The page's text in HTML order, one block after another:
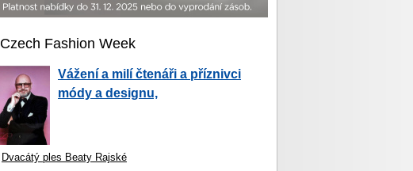
Czech Fashion Week
Vážení a milí čtenáři a příznivci
módy a designu,
Dvacátý ples Beaty Rajské